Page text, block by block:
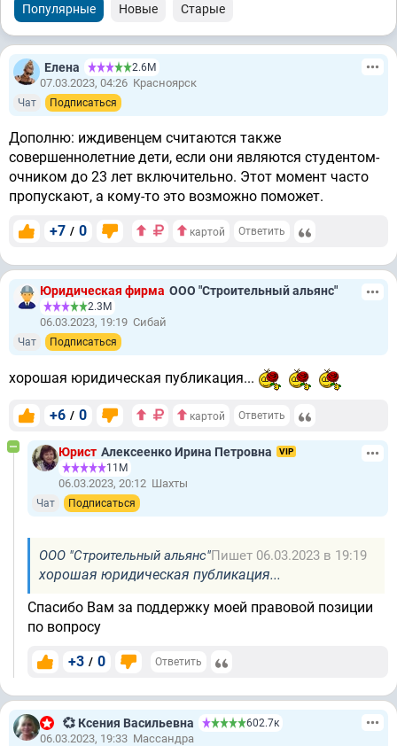
Популярные Новые Старые
Елена 2.6М
07.03.2023, 04:26 Красноярск
Чат Подписаться
Дополню: иждивенцем считаются также
совершеннолетние дети, если они являются студентом-
очником до 23 лет включительно. Этот момент часто
пропускают, а кому-то это возможно поможет.
+7 / 0 картой Ответить
Юридическая фирма ООО "Строительный альянс"
2.3М
06.03.2023, 19:19 Сибай
Чат Подписаться
хорошая юридическая публикация...
+6 / 0 картой Ответить
Юрист Алексеенко Ирина Петровна VIP
11М
06.03.2023, 20:12 Шахты
Чат Подписаться
ООО "Строительный альянс"Пишет 06.03.2023 в 19:19
хорошая юридическая публикация...
Спасибо Вам за поддержку моей правовой позиции
по вопросу
+3 / 0 Ответить
💞 Ксения Васильевна 602.7к
06.03.2023, 19:33 Массандра